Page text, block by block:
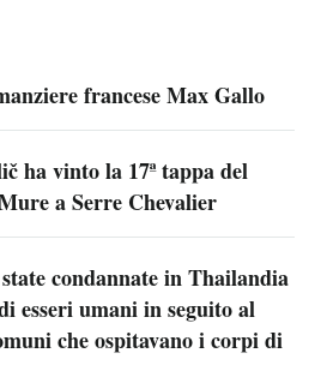
francese Max Gallo
ha vinto la 17ª tappa del
a Serre Chevalier
condannate in Thailandia
esseri umani in seguito al
che ospitavano i corpi di